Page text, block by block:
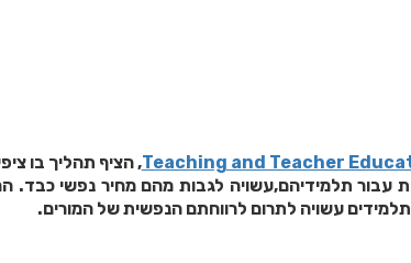
Teaching and Teacher, הציף תהליך בו
עבור תלמידיהם,עשויה לגבות מהם מחיר נפשי כבד.
עשויה לתרום לרווחתם הנפשית של המורים.